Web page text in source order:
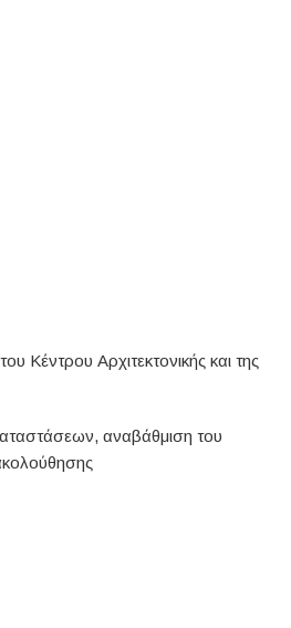
Κέντρου Αρχιτεκτονικής και της
αναβάθμιση του